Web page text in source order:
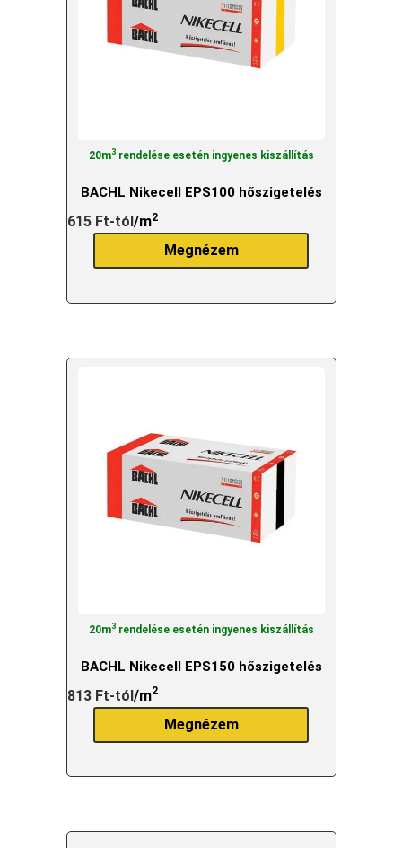
20m3rendelése esetén ingyenes kiszállítás
BACHL Nikecell EPS100 hőszigetelés
615 Ft-tól/m2
Megnézem
20m3rendelése esetén ingyenes kiszállítás
BACHL Nikecell EPS150 hőszigetelés
813 Ft-tól/m2
Megnézem